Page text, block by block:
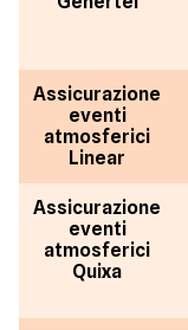
Assicurazione
eventi
atmosferici
Linear
Assicurazione
eventi
atmosferici
Quixa